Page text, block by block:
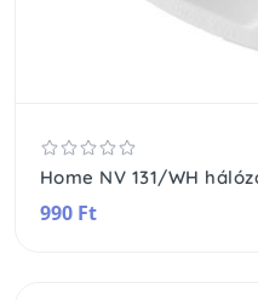
990 Ft